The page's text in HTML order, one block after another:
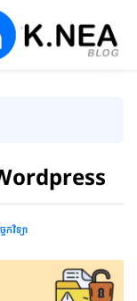
កវិទ្យា